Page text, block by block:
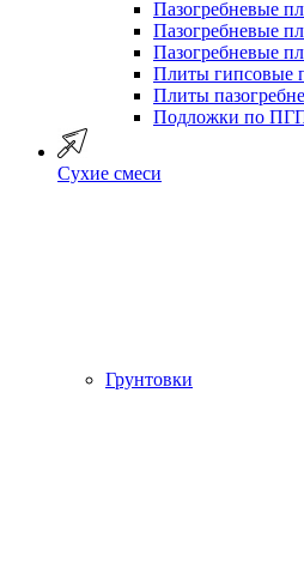
Пазогребневые
Пазогребневые
Пазогребневые
Плиты гипсовые
Плиты
Подложки по
Сухие смеси
Грунтовки